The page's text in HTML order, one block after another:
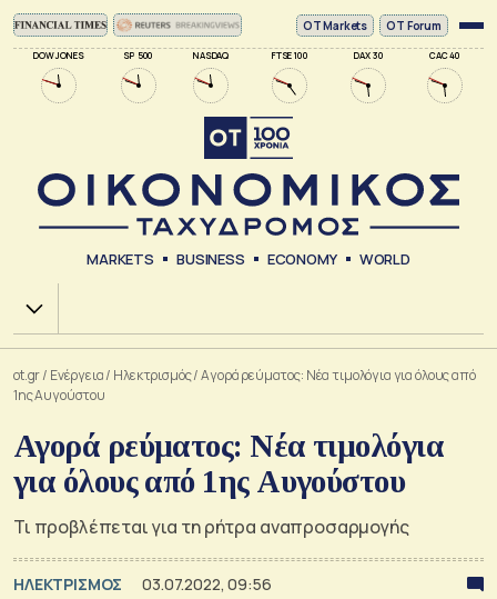
DOW JONES SP 500 NASDAQ FTSE 100 DAX 30 CAC 40
ΟΤ Markets OT Forum
MARKETS BUSINESS ECONOMY WORLD
Χ.Α.
ot.gr/ Ενέργεια/ Ηλεκτρισμός/Αγορά ρεύματος: Νέα τιμολόγια για όλους από
1ης Αυγούστου
Αγορά ρεύματος: Νέα τιμολόγια
για όλους από 1ης Αυγούστου
Τι προβλέπεται για τη ρήτρα αναπροσαρμογής
ΗΛΕΚΤΡΙΣΜΟΣ 03.07.2022, 09:56